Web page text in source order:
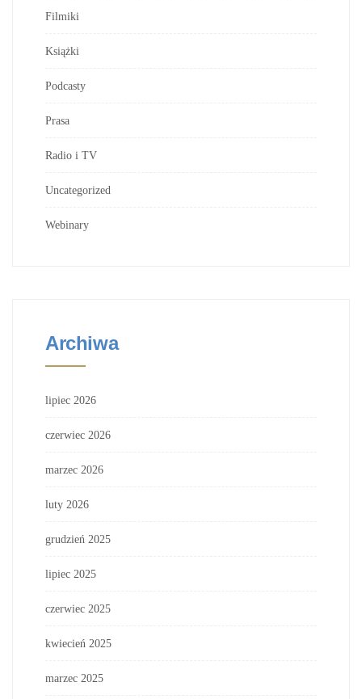
Filmiki
Książki
Podcasty
Prasa
Radio i TV
Uncategorized
Webinary
Archiwa
lipiec 2026
czerwiec 2026
marzec 2026
luty 2026
grudzień 2025
lipiec 2025
czerwiec 2025
kwiecień 2025
marzec 2025